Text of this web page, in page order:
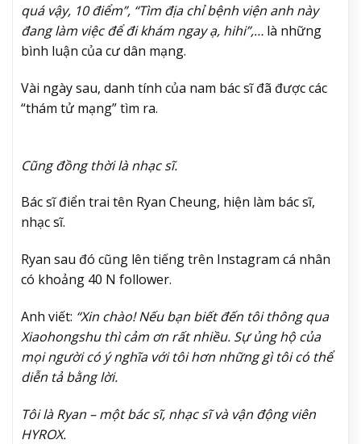
quá vậy, 10 điểm”, “Tìm địa chỉ bệnh viện anh này
đang làm việc để đi khám ngay ạ, hihi”,… là những
bình luận của cư dân mạng.
Vài ngày sau, danh tính của nam bác sĩ đã được các
“thám tử mạng” tìm ra.
Cũng đồng thời là nhạc sĩ.
Bác sĩ điển trai tên Ryan Cheung, hiện làm bác sĩ,
nhạc sĩ.
Ryan sau đó cũng lên tiếng trên Instagram cá nhân
có khoảng 40 N follower.
Anh viết: “Xin chào! Nếu bạn biết đến tôi thông qua
Xiaohongshu thì cảm ơn rất nhiều. Sự ủng hộ của
mọi người có ý nghĩa với tôi hơn những gì tôi có thể
diễn tả bằng lời.
Tôi là Ryan – một bác sĩ, nhạc sĩ và vận động viên
HYROX.